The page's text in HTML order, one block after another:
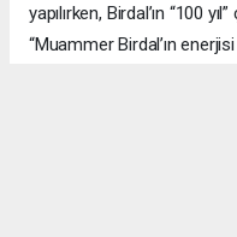
yapılırken, Birdal’ın “100
“Muammer Birdal’ın